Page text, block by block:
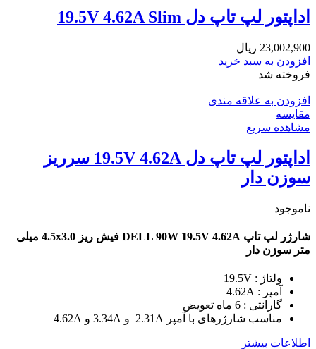
اداپتور لپ تاپ دل 19.5V 4.62A Slim
23,002,900 ریال
افزودن به سبد خرید
فروخته شد
افزودن به علاقه مندی
مقایسه
مشاهده سریع
اداپتور لپ تاپ دل 19.5V 4.62A سرریز
سوزن دار
ناموجود
شارژر لپ تاپ DELL 90W 19.5V 4.62A فیش ریز 4.5x3.0 میلی
متر سوزن دار
ولتاژ : 19.5V
آمپر : 4.62A
گارانتی : 6 ماه تعویض
مناسب شارژرهای با آمپر 2.31A و 3.34A و 4.62A
اطلاعات بیشتر